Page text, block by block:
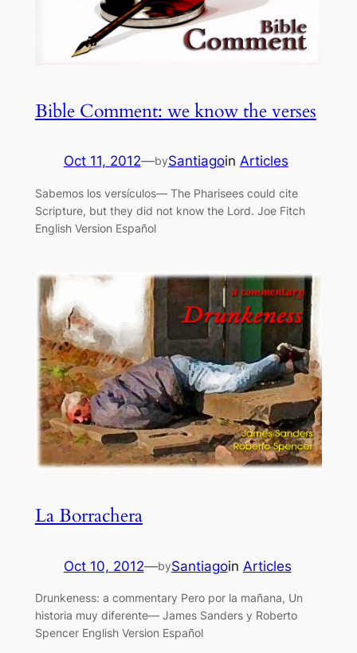
Bible Comment: we know the verses
Oct 11, 2012—bySantiagoin Articles
Sabemos los versículos— The Pharisees could cite
Scripture, but they did not know the Lord. Joe Fitch
English Version Español
La Borrachera
Oct 10, 2012—bySantiagoin Articles
Drunkeness: a commentary Pero por la mañana, Un
historia muy diferente— James Sanders y Roberto
Spencer English Version Español